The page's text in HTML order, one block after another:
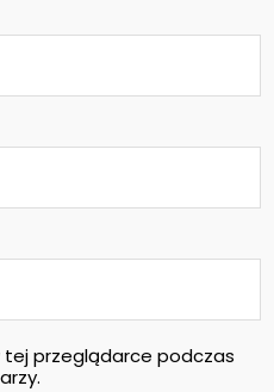
przeglądarce podczas